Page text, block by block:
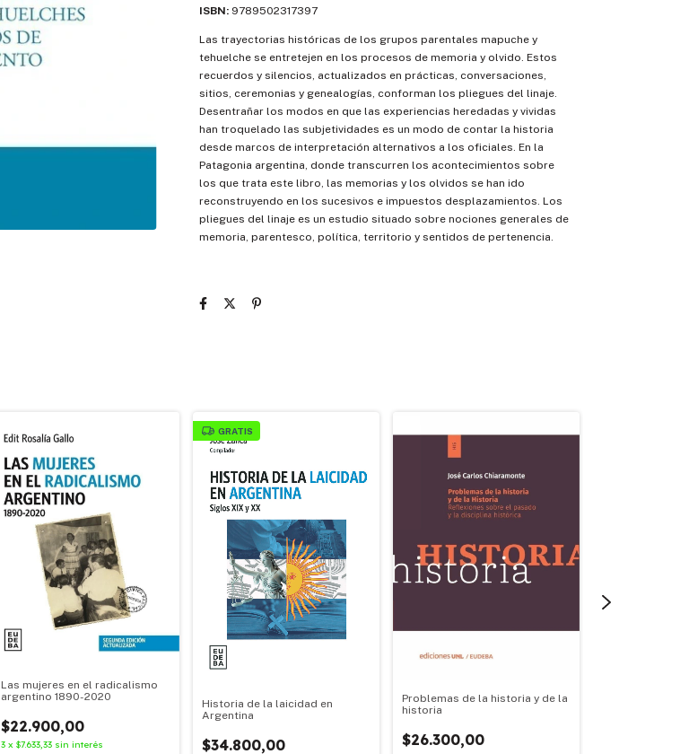
ISBN: 9789502317397
Las trayectorias históricas de los grupos parentales mapuche y
tehuelche se entretejen en los procesos de memoria y olvido. Estos
recuerdos y silencios, actualizados en prácticas, conversaciones,
sitios, ceremonias y genealogías, conforman los pliegues del linaje.
Desentrañar los modos en que las experiencias heredadas y vividas
han troquelado las subjetividades es un modo de contar la historia
desde marcos de interpretación alternativos a los oficiales. En la
Patagonia argentina, donde transcurren los acontecimientos sobre
los que trata este libro, las memorias y los olvidos se han ido
reconstruyendo en los sucesivos e impuestos desplazamientos. Los
pliegues del linaje es un estudio situado sobre nociones generales de
memoria, parentesco, política, territorio y sentidos de pertenencia.
Las mujeres en el radicalismo
argentino 1890-2020
$22.900,00
3 x$7.633,33 sin interés
GRATIS
Historia de la laicidad en
Argentina
$34.800,00
Problemas de la historia y de la
historia
$26.300,00